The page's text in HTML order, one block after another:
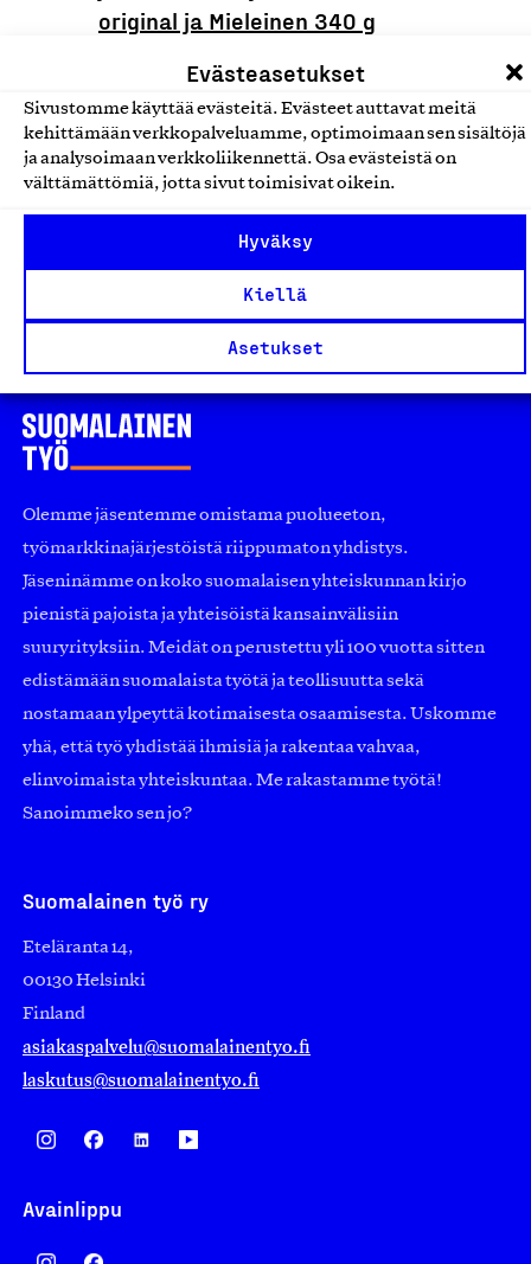
Evästeasetukset
Sivustomme käyttää evästeitä. Evästeet auttavat meitä
kehittämään verkkopalveluamme, optimoimaan sen sisältöjä
ja analysoimaan verkkoliikennettä. Osa evästeistä on
välttämättömiä, jotta sivut toimisivat oikein.
Hyväksy
Kiellä
Asetukset
original ja Mieleinen 340 g
hunajavalmiste mustikka sekä
Mieleinen 340 g suomalainen
juokseva hunajavalmiste
mansikka
Hunajayhtymä Oy, Tuote
Sokerit, hillot ja hunaja
Olemme jäsentemme omistama puolueeton,
työmarkkinajärjestöistä riippumaton yhdistys.
Jäseninämme on koko suomalaisen yhteiskunnan kirjo
pienistä pajoista ja yhteisöistä kansainvälisiin
suuryrityksiin. Meidät on perustettu yli 100 vuotta sitten
edistämään suomalaista työtä ja teollisuutta sekä
nostamaan ylpeyttä kotimaisesta osaamisesta. Uskomme
yhä, että työ yhdistää ihmisiä ja rakentaa vahvaa,
elinvoimaista yhteiskuntaa. Me rakastamme työtä!
Sanoimmeko sen jo?
Suomalainen työ ry
Eteläranta 14,
00130 Helsinki
Finland
asiakaspalvelu@suomalainentyo.fi
laskutus@suomalainentyo.fi
Avainlippu